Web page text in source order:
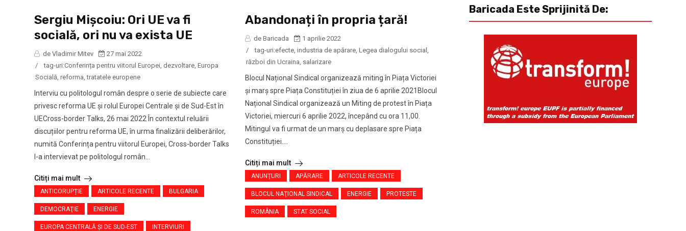
Sergiu Mișcoiu: Ori UE va fi
socială, ori nu va exista UE
de Vladimir Mitev
27 mai 2022
/
tag-uri:Conferința pentru viitorul Europei dezvoltare Europa
Socială reforma ,tratatele europene
Interviu cu politologul român despre o serie de subiecte care
privesc reforma UE și rolul Europei Centrale și de Sud-Est în
UECross-border Talks, 26 mai 2022 În contextul reluării
discuțiilor pentru reforma UE, în urma finalizării deliberărilor,
numită Conferința pentru viitorul Europei, Cross-border Talks
l-a intervievat pe politologul român...
Citiți mai mult
ANTICORUPȚIE ARTICOLE RECENTE BULGARIA
DEMOCRAŢIE ENERGIE
EUROPA CENTRALĂ ŞI DE SUD-EST INTERVIURI
Abandonați în propria țară!
de Baricada
1 aprilie 2022
/
tag-uri:efecte ,industria de apărare ,Legea dialogului social
război din Ucraina salarizare
Blocul Național Sindical organizează miting în Piața Victoriei
și marș spre Piața Constituției în ziua de 6 aprilie 2021Blocul
Național Sindical organizează un Miting de protest în Piața
Victoriei, miercuri 6 aprilie 2022, începând cu ora 11,00.
Mitingul va fi urmat de un marș cu deplasare spre Piața
Constituției....
Citiți mai mult
ANUNŢURI APĂRARE ARTICOLE RECENTE
BLOCUL NAŢIONAL SINDICAL ENERGIE PROTESTE
ROMÂNIA STAT SOCIAL
Baricada Este Sprijinită De: